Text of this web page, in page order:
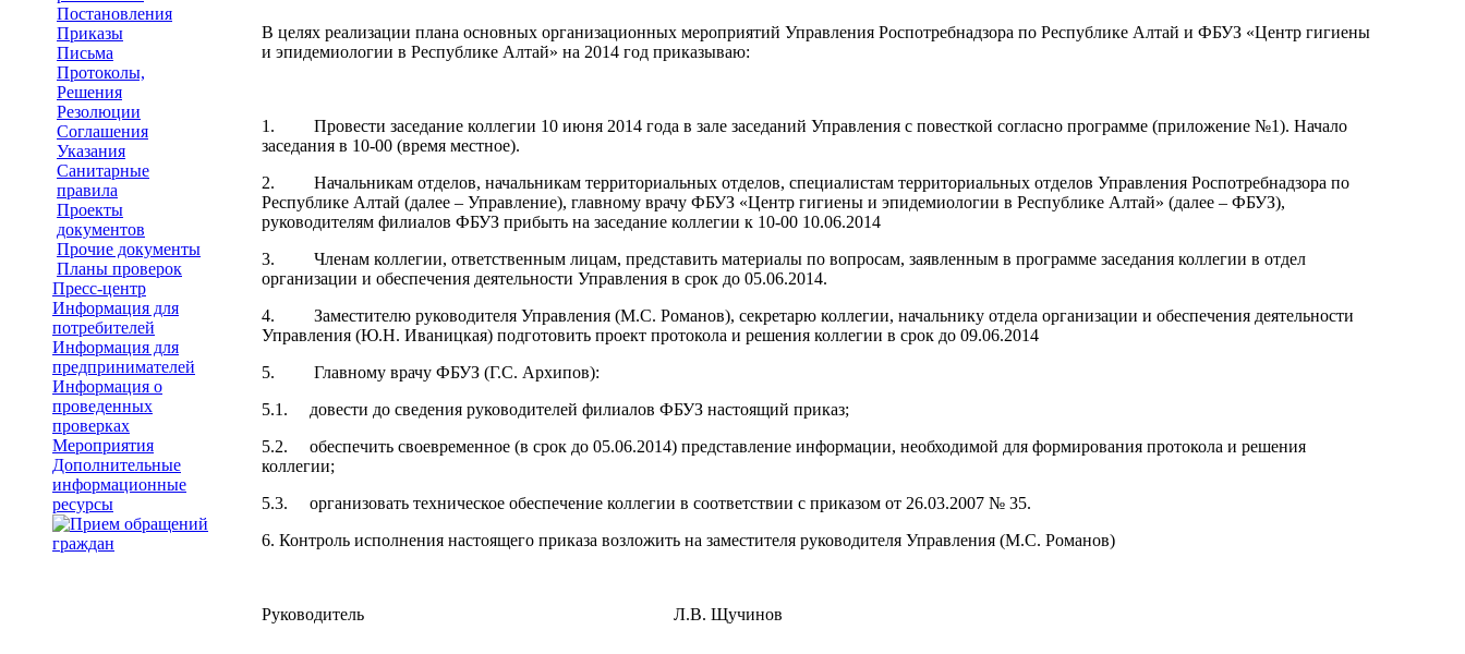
Постановления
Приказы
Письма
Протоколы,
Решения
Резолюции
Соглашения
Указания
Санитарные
правила
Проекты
документов
Прочие документы
Планы проверок
Пресс-центр
Информация для
потребителей
Информация для
предпринимателей
Информация о
проведенных
проверках
Мероприятия
Дополнительные
информационные
ресурсы
В целях реализации плана основных организационных мероприятий Управления Роспотребнадзора по Республике Алтай и ФБУЗ «Центр гигиены
и эпидемиологии в Республике Алтай» на 2014 год приказываю:
1. Провести заседание коллегии 10 июня 2014 года в зале заседаний Управления с повесткой согласно программе (приложение №1). Начало
заседания в 10-00 (время местное).
2. Начальникам отделов, начальникам территориальных отделов, специалистам территориальных отделов Управления Роспотребнадзора по
Республике Алтай (далее – Управление), главному врачу ФБУЗ «Центр гигиены и эпидемиологии в Республике Алтай» (далее – ФБУЗ),
руководителям филиалов ФБУЗ прибыть на заседание коллегии к 10-00 10.06.2014
3. Членам коллегии, ответственным лицам, представить материалы по вопросам, заявленным в программе заседания коллегии в отдел
организации и обеспечения деятельности Управления в срок до 05.06.2014.
4. Заместителю руководителя Управления (М.С. Романов), секретарю коллегии, начальнику отдела организации и обеспечения деятельности
Управления (Ю.Н. Иваницкая) подготовить проект протокола и решения коллегии в срок до 09.06.2014
5. Главному врачу ФБУЗ (Г.С. Архипов):
5.1. довести до сведения руководителей филиалов ФБУЗ настоящий приказ;
5.2. обеспечить своевременное (в срок до 05.06.2014) представление информации, необходимой для формирования протокола и решения
коллегии;
5.3. организовать техническое обеспечение коллегии в соответствии с приказом от 26.03.2007 № 35.
6. Контроль исполнения настоящего приказа возложить на заместителя руководителя Управления (М.С. Романов)
Руководитель Л.В. Щучинов